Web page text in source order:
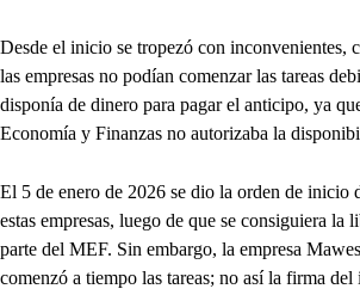
Desde el inicio se tropezó con inconvenientes,
las empresas no podían comenzar las tareas
disponía de dinero para pagar el anticipo, ya
Economía y Finanzas no autorizaba la
El 5 de enero de 2026 se dio la orden de inicio
estas empresas, luego de que se consiguiera la
parte del MEF. Sin embargo, la empresa
comenzó a tiempo las tareas; no así la firma